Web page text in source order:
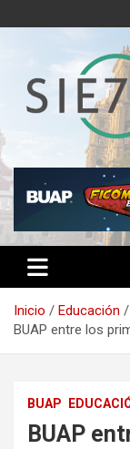
al
Inicio
Educación
BUAP entre los
BUAP
BUAP